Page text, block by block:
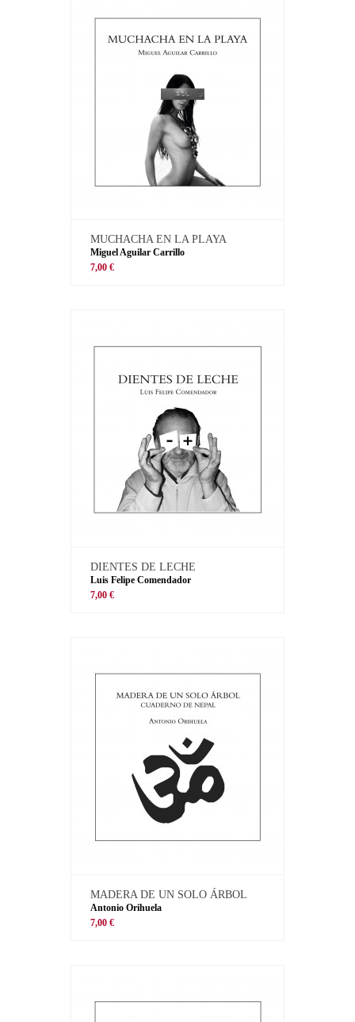
MUCHACHA EN LA PLAYA
Miguel Aguilar Carrillo
7,00 €
DIENTES DE LECHE
Luis Felipe Comendador
7,00 €
MADERA DE UN SOLO ÁRBOL
Antonio Orihuela
7,00 €